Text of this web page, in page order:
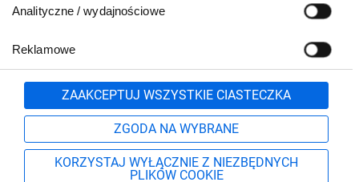
Analityczne / wydajnościowe
Reklamowe
ZAAKCEPTUJ WSZYSTKIE CIASTECZKA
ZGODA NA WYBRANE
KORZYSTAJ WYŁĄCZNIE Z NIEZBĘDNYCH
PLIKÓW COOKIE
801 500 700 lub
71 37 61 600
Formularz kontaktowy